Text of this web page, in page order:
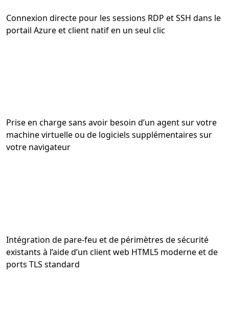
Connexion directe pour les sessions RDP et SSH dans le
portail Azure et client natif en un seul clic
Prise en charge sans avoir besoin d’un agent sur votre
machine virtuelle ou de logiciels supplémentaires sur
votre navigateur
Intégration de pare-feu et de périmètres de sécurité
existants à l’aide d’un client web HTML5 moderne et de
ports TLS standard